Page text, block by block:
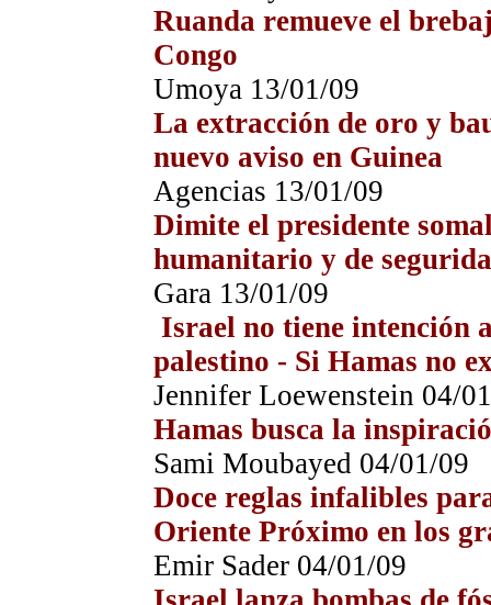
Ruanda remueve el
Congo
Umoya 13/01/09
La extracción de oro y
nuevo aviso en Guinea
Agencias 13/01/09
Dimite el presidente
humanitario y de
Gara 13/01/09
Israel no tiene intención
palestino - Si Hamas no
Jennifer Loewenstein 04/
Hamas busca la
Sami Moubayed 04/01/09
Doce reglas infalibles
Oriente Próximo en los
Emir Sader 04/01/09